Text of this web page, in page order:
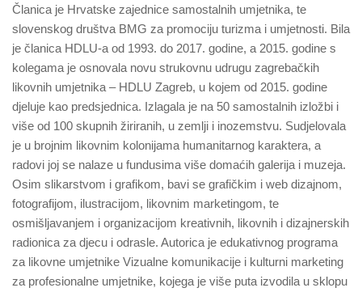
Članica je Hrvatske zajednice samostalnih umjetnika, te
slovenskog društva BMG za promociju turizma i umjetnosti. Bila
je članica HDLU-a od 1993. do 2017. godine, a 2015. godine s
kolegama je osnovala novu strukovnu udrugu zagrebačkih
likovnih umjetnika – HDLU Zagreb, u kojem od 2015. godine
djeluje kao predsjednica. Izlagala je na 50 samostalnih izložbi i
više od 100 skupnih žiriranih, u zemlji i inozemstvu. Sudjelovala
je u brojnim likovnim kolonijama humanitarnog karaktera, a
radovi joj se nalaze u fundusima više domaćih galerija i muzeja.
Osim slikarstvom i grafikom, bavi se grafičkim i web dizajnom,
fotografijom, ilustracijom, likovnim marketingom, te
osmišljavanjem i organizacijom kreativnih, likovnih i dizajnerskih
radionica za djecu i odrasle. Autorica je edukativnog programa
za likovne umjetnike Vizualne komunikacije i kulturni marketing
za profesionalne umjetnike, kojega je više puta izvodila u sklopu